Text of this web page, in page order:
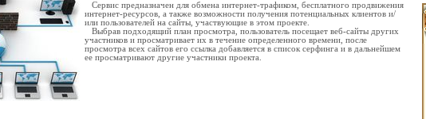
Сервис предназначен для обмена интернет-трафиком, бесплатного продвижения
интернет-ресурсов, а также возможности получения потенциальных клиентов и/
или пользователей на сайты, участвующие в этом проекте.
Выбрав подходящий план просмотра, пользователь посещает веб-сайты других
участников и просматривает их в течение определенного времени, после
просмотра всех сайтов его ссылка добавляется в список серфинга и в дальнейшем
ее просматривают другие участники проекта.